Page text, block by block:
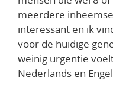
meerdere
interessant en ik
voor de huidige
weinig urgentie
Nederlands en